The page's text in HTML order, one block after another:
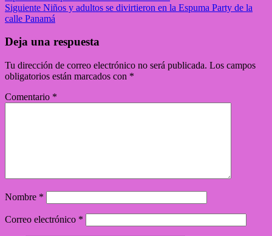
Siguiente Niños y adultos se divirtieron en la Espuma Party de la
calle Panamá
Deja una respuesta
Tu dirección de correo electrónico no será publicada. Los campos
obligatorios están marcados con *
Comentario *
Nombre *
Correo electrónico *